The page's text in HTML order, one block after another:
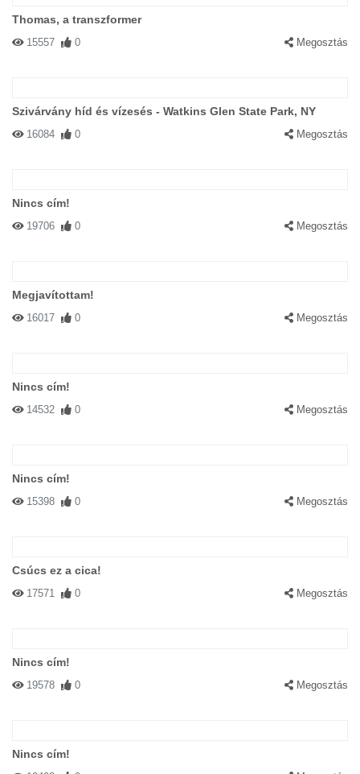
Thomas, a transzformer
15557 0 Megosztás
Szivárvány híd és vízesés - Watkins Glen State Park, NY
16084 0 Megosztás
Nincs cím!
19706 0 Megosztás
Megjavítottam!
16017 0 Megosztás
Nincs cím!
14532 0 Megosztás
Nincs cím!
15398 0 Megosztás
Csúcs ez a cica!
17571 0 Megosztás
Nincs cím!
19578 0 Megosztás
Nincs cím!